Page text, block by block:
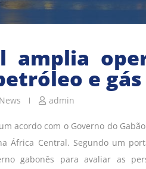
amplia
e gás
News admin
acordo com o Governo do
África Central. Segundo um
gabonês para avaliar as